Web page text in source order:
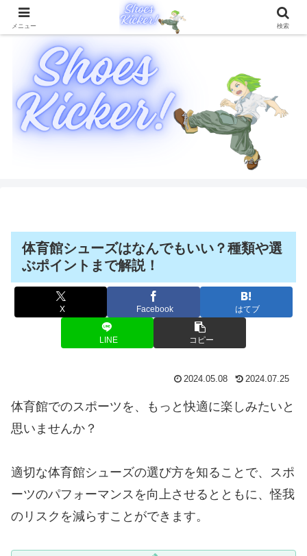
靴に関することを徹底的に解説したブログメディア
体育館シューズはなんでもいい？種類や選
ぶポイントまで解説！
X Facebook はてブ
LINE コピー
2024.05.08 2024.07.25
体育館でのスポーツを、もっと快適に楽しみたいと
思いませんか？
適切な体育館シューズの選び方を知ることで、スポ
ーツのパフォーマンスを向上させるとともに、怪我
のリスクを減らすことができます。
メニュー 検索